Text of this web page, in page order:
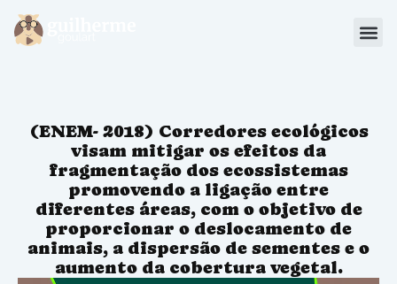
Sou Aluno
(ENEM- 2018) Corredores ecológicos
visam mitigar os efeitos da
fragmentação dos ecossistemas
promovendo a ligação entre
diferentes áreas, com o objetivo de
proporcionar o deslocamento de
animais, a dispersão de sementes e o
aumento da cobertura vegetal.